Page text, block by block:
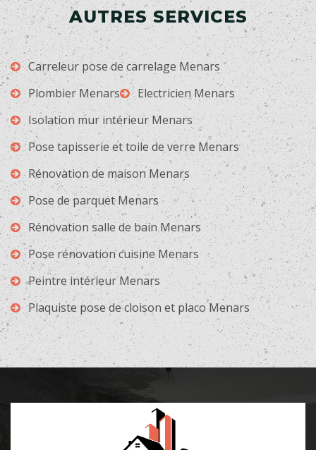
AUTRES SERVICES
Carreleur pose de carrelage Menars
Plombier Menars
Electricien Menars
Isolation mur intérieur Menars
Pose tapisserie et toile de verre Menars
Rénovation de maison Menars
Pose de parquet Menars
Rénovation salle de bain Menars
Pose rénovation cuisine Menars
Peintre intérieur Menars
Plaquiste pose de cloison et placo Menars